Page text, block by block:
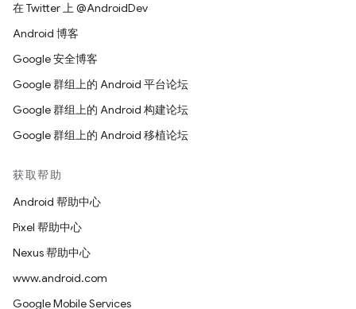
在 Twitter 上 @AndroidDev
Android 博客
Google 安全博客
Google 群组上的 Android 平台论坛
Google 群组上的 Android 构建论坛
Google 群组上的 Android 移植论坛
获取帮助
Android 帮助中心
Pixel 帮助中心
Nexus 帮助中心
www.android.com
Google Mobile Services